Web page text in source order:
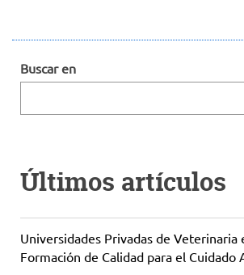
Buscar en
Últimos artículos
Universidades Privadas de Veterinaria
Formación de Calidad para el Cuidado